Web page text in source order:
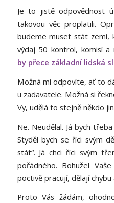
Je to jistě odpovědnost
takovou věc proplatili.
budeme muset stát zemí,
výdaj 50 kontrol, komisí a
by přece základní lidská
Možná mi odpovíte, ať to
u zadavatele. Možná si
Vy, udělá to stejně někdo
Ne. Neudělal. Já bych
Styděl bych se říci svým
stát“. Já chci říci svým
pořádného. Bohužel
poctivě pracují, dělají
Proto Vás žádám,